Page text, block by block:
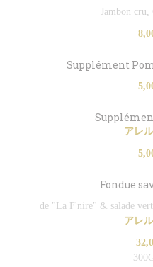
Jambon cru,
Supplément
アレ
Fondue
de "La F'nire" & salade
アレ